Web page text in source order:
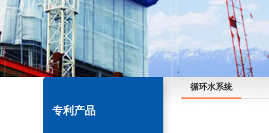
专利产品
循环水系统